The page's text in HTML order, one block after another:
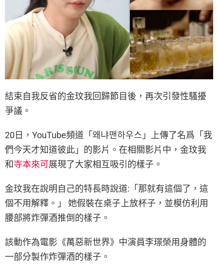
結束自我反省的金玟我回歸節目後，再次引發性騷擾
爭議。
20日，YouTube頻道「왜냐맨하우스」上傳了名爲「我
們今天才知道彼此」的影片。在相關影片中，金玟我
和寺本來可展現了大家相互吸引的樣子。
金玟我在說明自己的特長時說道:「那就有這個了，這
個不用解釋。」 她假裝在桌子上放杯子，並模仿利用
腰部將炸彈酒推倒的樣子。
該動作為電影《萬惡新世界》中演員李璟榮用身體的
一部分製作炸彈酒的樣子。